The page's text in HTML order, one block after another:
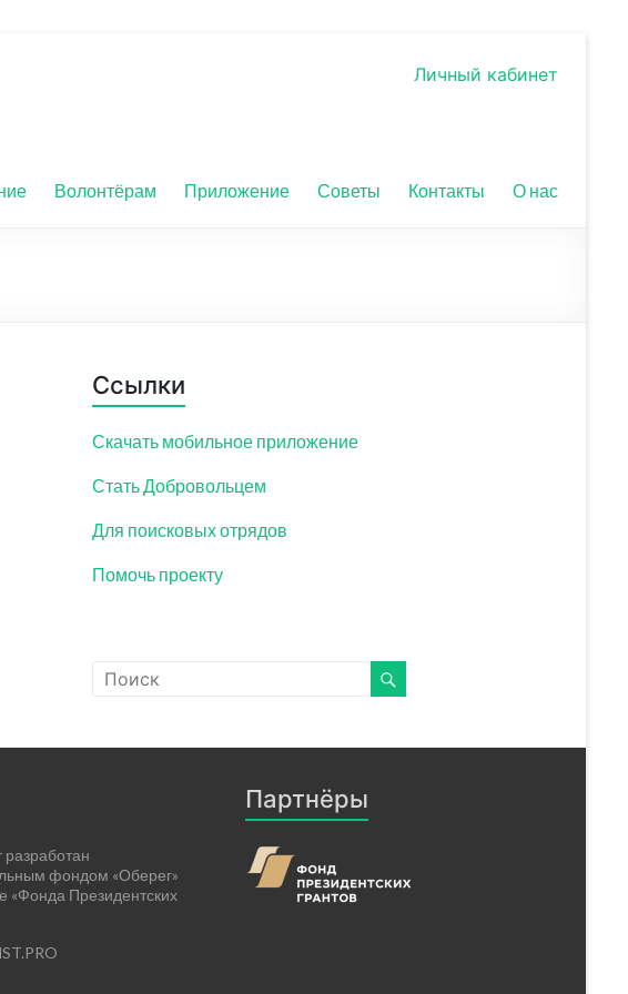
Личный кабинет
Волонтёрам Приложение Советы Контакты О нас
Ссылки
Скачать мобильное приложение
Стать Добровольцем
Для поисковых отрядов
Помочь проекту
фондом «Оберег»
«Фонда Президентских
Партнёры